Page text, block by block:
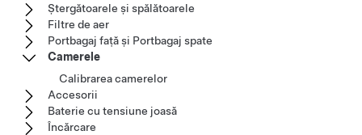
Ștergătoarele și spălătoarele
Filtre de aer
Portbagaj față și Portbagaj spate
Camerele
Calibrarea camerelor
Accesorii
Baterie cu tensiune joasă
Încărcare